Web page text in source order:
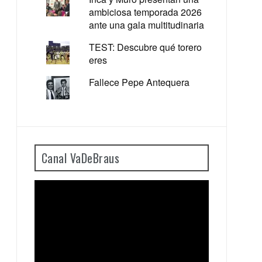
ambiciosa temporada 2026
ante una gala multitudinaria
TEST: Descubre qué torero
eres
Fallece Pepe Antequera
Canal VaDeBraus